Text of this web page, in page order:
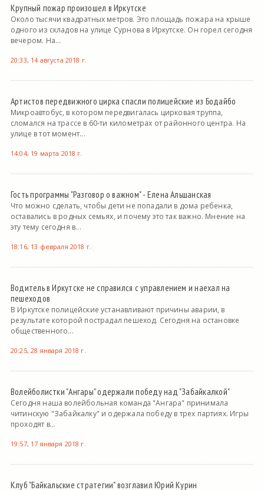
Крупный пожар произошел в Иркутске
Около тысячи квадратных метров. Это площадь пожара на крыше
одного из складов на улице Сурнова в Иркутске. Он горел сегодня
вечером. На...
20:33, 14 августа 2018 г.
Артистов передвижного цирка спасли полицейские из Бодайбо
Микроавтобус, в котором передвигалась цирковая труппа,
сломался на трассе в 60-ти километрах от районного центра. На
улице в тот момент...
14:04, 19 марта 2018 г.
Гость программы "Разговор о важном" - Елена Альшанская
Что можно сделать, чтобы дети не попадали в дома ребенка,
оставались в родных семьях, и почему это так важно. Мнение на
эту тему сегодня в...
18:16, 13 февраля 2018 г.
Водитель в Иркутске не справился с управлением и наехал на
пешеходов
В Иркутске полицейские устанавливают причины аварии, в
результате которой пострадал пешеход. Сегодня на остановке
общественного...
20:25, 28 января 2018 г.
Волейболистки "Ангары" одержали победу над "Забайкалкой"
Сегодня наша волейбольная команда "Ангара" принимала
читинскую "Забайкалку" и одержала победу в трех партиях. Игры
проходят в...
19:57, 17 января 2018 г.
Клуб "Байкальские стратегии" возглавил Юрий Курин